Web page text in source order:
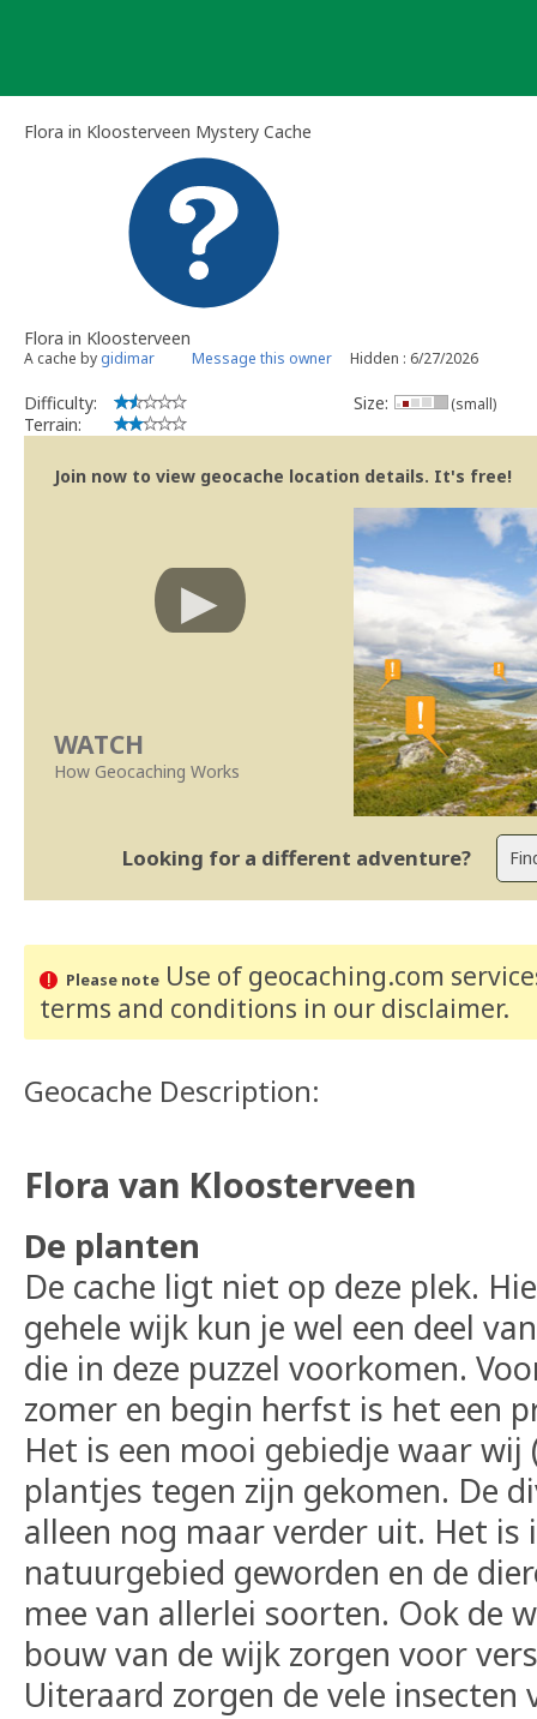
Flora in Kloosterveen Mystery Cache
Flora in Kloosterveen
A cache by gidimar Message this owner Hidden : 6/27/2026
Difficulty:
Terrain:
Size: (small)
Join now to view geocache location details. It's free!
WATCH
How Geocaching Works
Looking for a different adventure?
Please noteUse of geocaching.com
terms and conditions in our disclaimer.
Geocache Description:
Flora van Kloosterveen
De planten
De cache ligt niet op deze plek.
gehele wijk kun je wel een deel
die in deze puzzel voorkomen.
zomer en begin herfst is het een
Het is een mooi gebiedje waar wij
plantjes tegen zijn gekomen. De
alleen nog maar verder uit. Het is
natuurgebied geworden en de
mee van allerlei soorten. Ook de
bouw van de wijk zorgen voor
Uiteraard zorgen de vele